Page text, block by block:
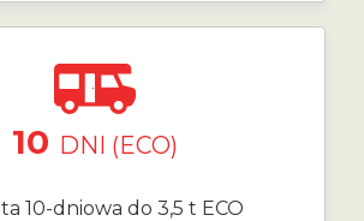
10 DNI (ECO)
10-dniowa do 3,5 t ECO